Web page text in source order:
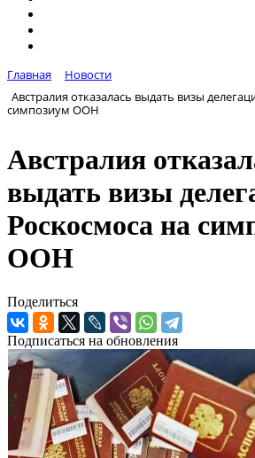
Главная
Новости
Австралия отказалась выдать визы
симпозиум ООН
Австралия
выдать визы
Роскосмоса на
ООН
Поделиться
Подписаться на обновления